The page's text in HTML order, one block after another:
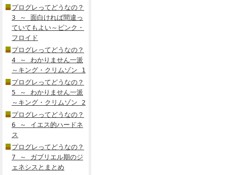
プログレってどうなの？
3 ～ 面白ければ間違っ
ていてもよい～ピンク・
フロイド
プログレってどうなの？
4 ～ わかりません一派
～キング・クリムゾン 1
プログレってどうなの？
5 ～ わかりません一派
～キング・クリムゾン 2
プログレってどうなの？
6 ～ イエス的ハードネ
ス
プログレってどうなの？
7 ～ ガブリエル期のジ
ェネシスとまとめ